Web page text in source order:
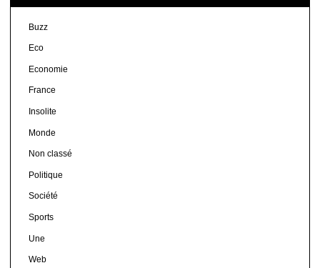
Buzz
Eco
Economie
France
Insolite
Monde
Non classé
Politique
Société
Sports
Une
Web